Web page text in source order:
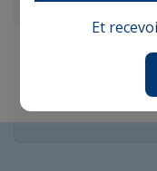
1er lavage avant
un peu rêche,moi qui
Et